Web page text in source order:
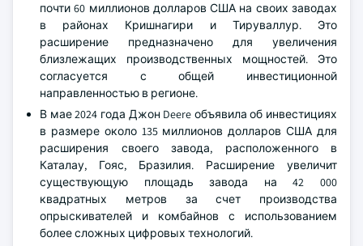
почти 60 миллионов долларов США на своих заводах
в районах Кришнагири и Тируваллур. Это
расширение предназначено для увеличения
близлежащих производственных мощностей. Это
согласуется с общей инвестиционной
направленностью в регионе.
В мае 2024 года Джон Deere объявила об инвестициях
в размере около 135 миллионов долларов США для
расширения своего завода, расположенного в
Каталау, Гояс, Бразилия. Расширение увеличит
существующую площадь завода на 42 000
квадратных метров за счет производства
опрыскивателей и комбайнов с использованием
более сложных цифровых технологий.